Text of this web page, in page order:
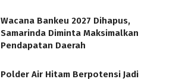
Wacana Bankeu 2027 Dihapus,
Samarinda Diminta Maksimalkan
Pendapatan Daerah
Polder Air Hitam Berpotensi Jadi